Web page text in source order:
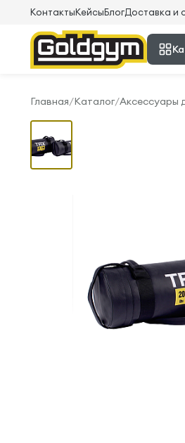
КонтактыКейсыБлогДоставка и
Главная/Каталог/Аксессуары